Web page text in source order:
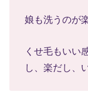
娘も洗うのが
くせ毛もいい
し、楽だし、